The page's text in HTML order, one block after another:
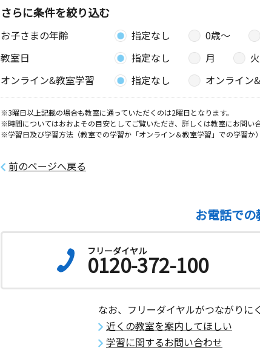
さらに条件を絞り込む
お子さまの年齢 指定なし 0歳〜
教室日
指定なし 月 火
オンライン&教室学習
指定なし オンライン
※3曜日以上記載の場合も教室に通っていただくのは2曜日となります。
※時間についてはおおよその目安としてご覧いただき、詳しくは教室にお問い
※学習日及び学習方法（教室での学習か「オンライン＆教室学習」での学習か
前のページへ戻る
お電話で
フリーダイヤル
0120-372-100
なお、フリーダイヤルがつながりに
近くの教室を案内してほしい
学習に関するお問い合わせ